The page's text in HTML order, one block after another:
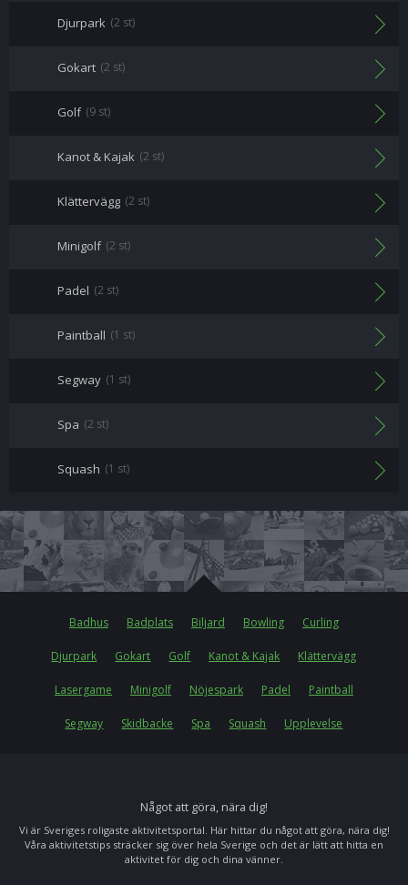
Djurpark (2 st)
Gokart (2 st)
Golf (9 st)
Kanot & Kajak (2 st)
Klättervägg (2 st)
Minigolf (2 st)
Padel (2 st)
Paintball (1 st)
Segway (1 st)
Spa (2 st)
Squash (1 st)
Badhus Badplats Biljard Bowling Curling
Djurpark Gokart Golf Kanot & Kajak Klättervägg
Lasergame Minigolf Nöjespark Padel Paintball
Segway Skidbacke Spa Squash Upplevelse
Något att göra, nära dig!
Vi är Sveriges roligaste aktivitetsportal. Här hittar du något att göra, nära dig!
Våra aktivitetstips sträcker sig över hela Sverige och det är lätt att hitta en
aktivitet för dig och dina vänner.